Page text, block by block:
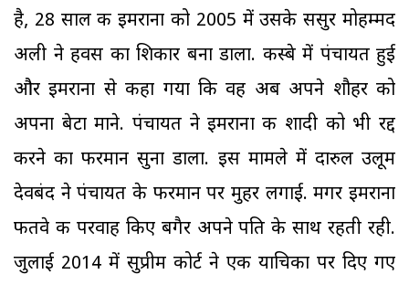
है, 28 साल की इमराना को 2005 में उसके ससुर मोहम्मद
अली ने हवस का शिकार बना डाला. कस्बे में पंचायत हुई
और इमराना से कहा गया कि वह अब अपने शौहर को
अपना बेटा माने. पंचायत ने इमराना की शादी को भी रद्द
करने का फरमान सुना डाला. इस मामले में दारुल उलूम
देवबंद ने पंचायत के फरमान पर मुहर लगाई. मगर इमराना
फतवे की परवाह किए बगैर अपने पति के साथ रहती रही.
जुलाई 2014 में सुप्रीम कोर्ट ने एक याचिका पर दिए गए